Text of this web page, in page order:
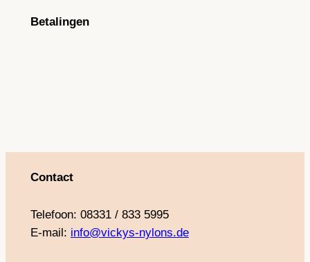
Betalingen
Contact
Telefoon: 08331 / 833 5995
E-mail: info@vickys-nylons.de